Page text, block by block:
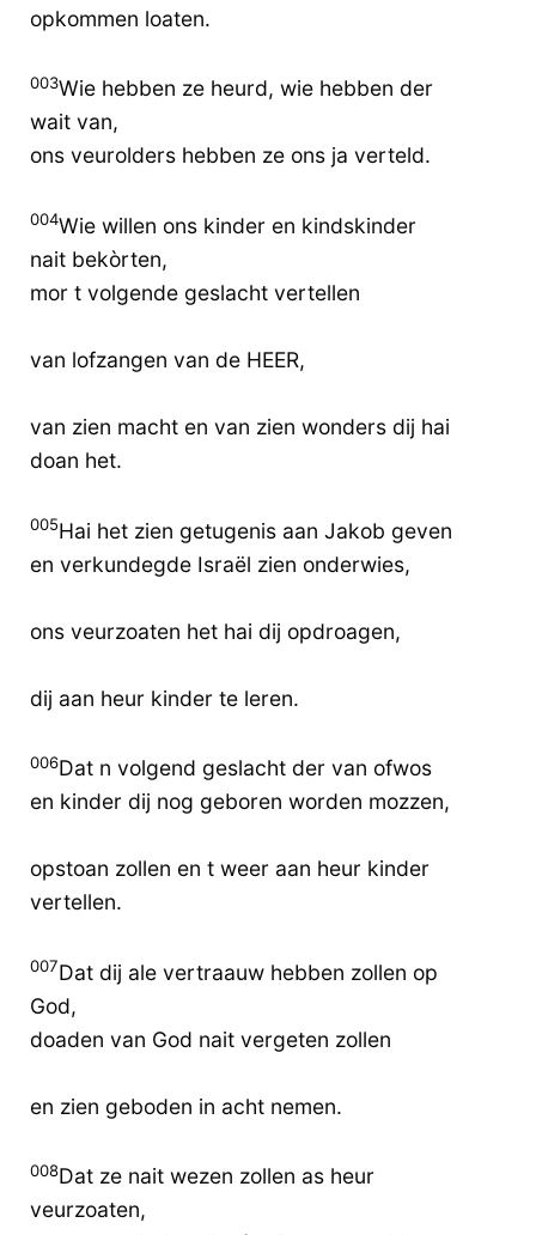
opkommen loaten.
003Wie hebben ze heurd, wie hebben der
wait van,
ons veurolders hebben ze ons ja verteld.
004Wie willen ons kinder en kindskinder
nait bekòrten,
mor t volgende geslacht vertellen
van lofzangen van de HEER,
van zien macht en van zien wonders dij hai
doan het.
005Hai het zien getugenis aan Jakob geven
en verkundegde Israël zien onderwies,
ons veurzoaten het hai dij opdroagen,
dij aan heur kinder te leren.
006Dat n volgend geslacht der van ofwos
en kinder dij nog geboren worden mozzen,
opstoan zollen en t weer aan heur kinder
vertellen.
007Dat dij ale vertraauw hebben zollen op
God,
doaden van God nait vergeten zollen
en zien geboden in acht nemen.
008Dat ze nait wezen zollen as heur
veurzoaten,